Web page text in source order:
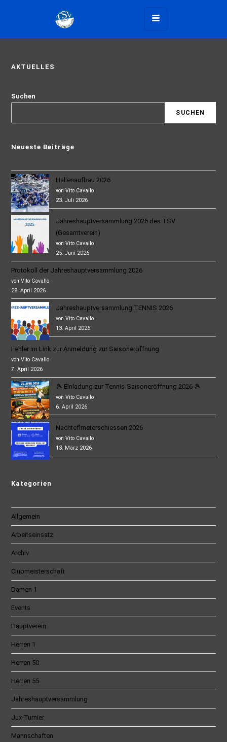
AKTUELLES
Suchen
SUCHEN
Neueste Beiträge
Hallenaufbau 2026
von Vito Cavallo
23. Juli 2026
Jahreshauptversammlung 2026 des TSV
(Gesamtverein)
von Vito Cavallo
25. Juni 2026
Protokoll der Jahreshauptversammlung 2026
von Vito Cavallo
28. April 2026
Jahreshauptversammlung TENNIS 2026
von Vito Cavallo
13. April 2026
Fehler im Link zur Anmeldung zur Saisoneröffnung
von Vito Cavallo
7. April 2026
🎾 Einladung zur Tennis-Saisoneröffnung 2026 🎾
von Vito Cavallo
6. April 2026
Nachteflmeterschiessen 2026
von Vito Cavallo
13. März 2026
Kategorien
Allgemein
Arbeitseinsatz
Archiv
Clubmeisterschaft
Damen 1
Events
Hauptverein
Herren 1
Herren 50
Herren 55
Jahreshauptversammlung
Jux-Turnier
Mannschaften